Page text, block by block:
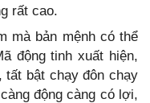
rất cao.
mà bản mệnh có thể
động tinh xuất hiện,
tất bật chạy đôn chạy
động càng có lợi,